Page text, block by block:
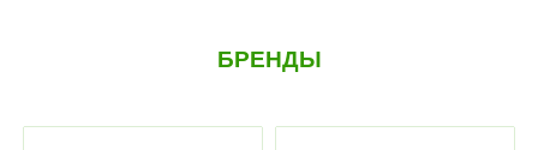
БРЕНДЫ